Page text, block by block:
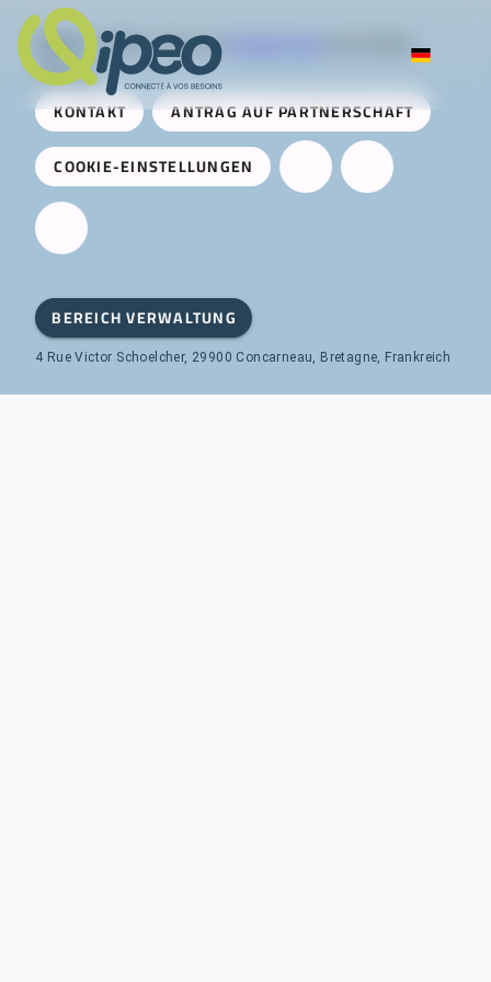
Qipeo © 2025 -Eine von
entwickelte
Lösung
KONTAKT
ANTRAG AUF PARTNERSCHAFT
COOKIE-EINSTELLUNGEN
BEREICH VERWALTUNG
4 Rue Victor Schoelcher, 29900 Concarneau, Bretagne, Frankreich